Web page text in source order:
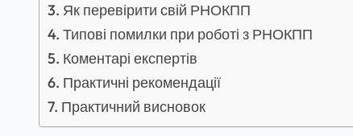
Як перевірити свій РНОКПП
Типові помилки при роботі з РНОКПП
Коментарі експертів
Практичні рекомендації
Практичний висновок